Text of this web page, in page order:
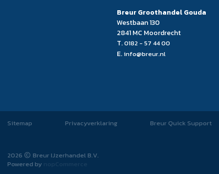
Breur Groothandel Gouda
Westbaan 130
2841 MC Moordrecht
T.0182 - 57 44 00
E. info@breur.nl
Sitemap Privacyverklaring Breur Quick Support
2026
Breur IJzerhandel B.V.
Powered by